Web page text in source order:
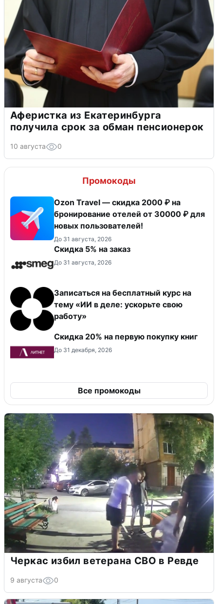
Аферистка из Екатеринбурга
получила срок за обман пенсионерок
10 августа 0
Промокоды
Ozon Travel — скидка 2000 ₽ на
бронирование отелей от 30000 ₽ для
новых пользователей!
До 31 августа, 2026
Скидка 5% на заказ
До 31 августа, 2026
Записаться на бесплатный курс на
тему «ИИ в деле: ускорьте свою
работу»
Скидка 20% на первую покупку книг
До 31 декабря, 2026
Все промокоды
Черкас избил ветерана СВО в Ревде
9 августа 0